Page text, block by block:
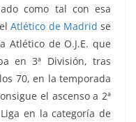
como tal con esa
elAtlético de Madrid se
Atlético de O.J.E. que
en 3ª División, tras
70, en la temporada
el ascenso a 2ª
en la categoría de